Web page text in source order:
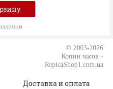
© 2003-2026
Копии часов -
ReplcaShop1.com.ua
Доставка и оплата